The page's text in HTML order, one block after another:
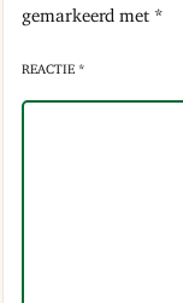
gemarkeerd met *
REACTIE *